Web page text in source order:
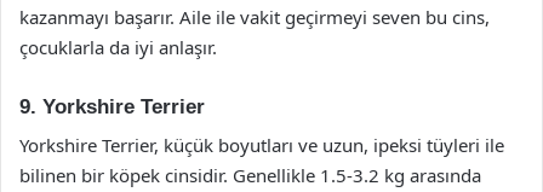
kazanmayı başarır. Aile ile vakit geçirmeyi seven bu cins,
çocuklarla da iyi anlaşır.
9. Yorkshire Terrier
Yorkshire Terrier, küçük boyutları ve uzun, ipeksi tüyleri ile
bilinen bir köpek cinsidir. Genellikle 1.5-3.2 kg arasında